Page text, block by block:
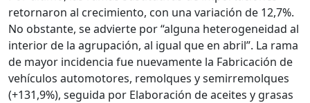
retornaron al crecimiento, con una variación de 12,7%.
No obstante, se advierte por “alguna heterogeneidad al
interior de la agrupación, al igual que en abril”. La rama
de mayor incidencia fue nuevamente la Fabricación de
vehículos automotores, remolques y semirremolques
(+131,9%), seguida por Elaboración de aceites y grasas